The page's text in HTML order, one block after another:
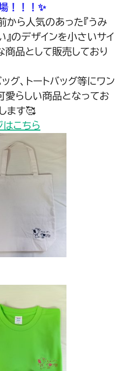
！！！✨
から人気のあった『うみ
』のデザインを小さいサイ
商品として販売しており
グ、トートバッグ等にワン
愛らしい商品となってお
ます🥰
こちら